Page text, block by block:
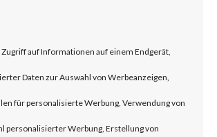
auf Informationen auf einem Endgerät,
Daten zur Auswahl von Werbeanzeigen,
für personalisierte Werbung, Verwendung von
personalisierter Werbung, Erstellung von
and CVE-2024-